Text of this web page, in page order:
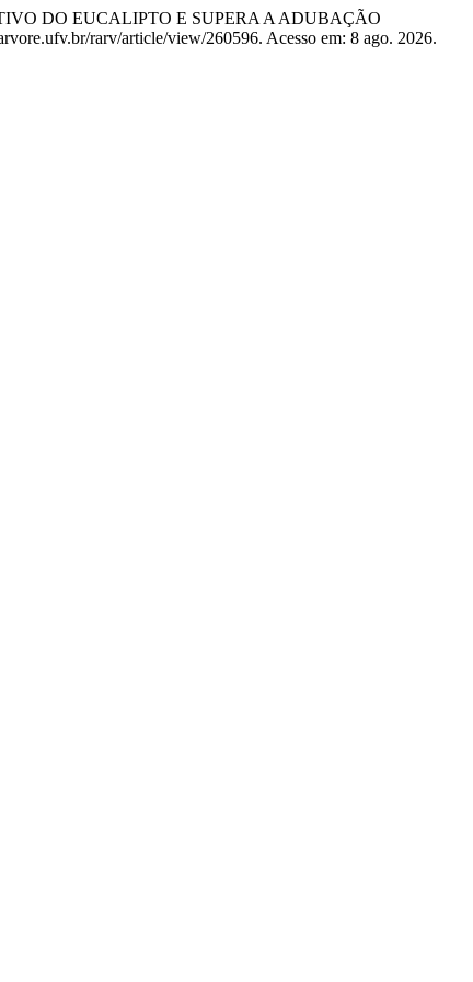
DO EUCALIPTO E SUPERA A ADUBAÇÃO
rarv/article/view/260596. Acesso em: 8 ago. 2026.